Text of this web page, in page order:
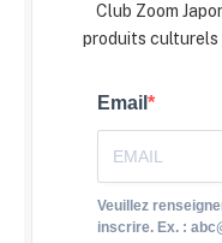
Club Zoom
produits culturels
Email
Veuillez
inscrire. Ex. :